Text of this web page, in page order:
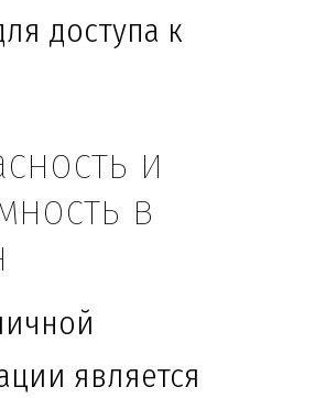
доступа к
и
в
является